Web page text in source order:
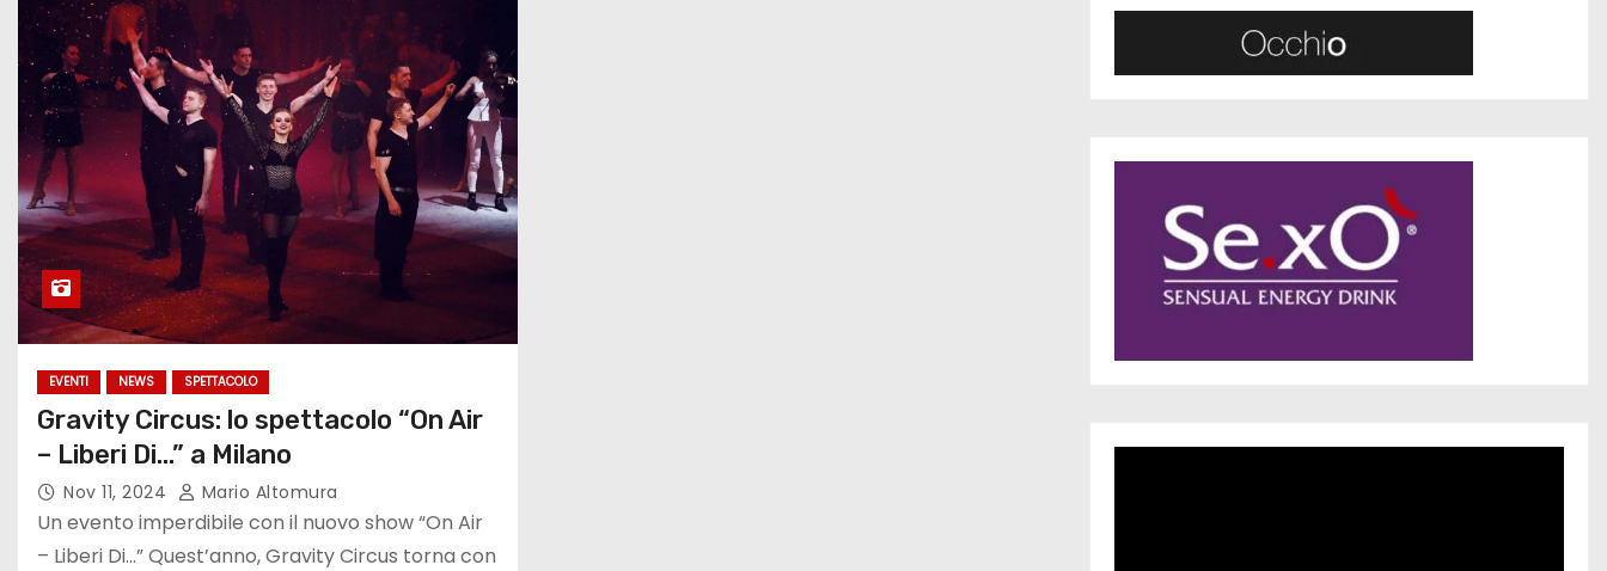
EVENTI NEWS SPETTACOLO
Gravity Circus: lo spettacolo “On Air
– Liberi Di…” a Milano
Nov 11, 2024 Mario Altomura
Un evento imperdibile con il nuovo show “On Air
– Liberi Di…” Quest’anno, Gravity Circus torna con